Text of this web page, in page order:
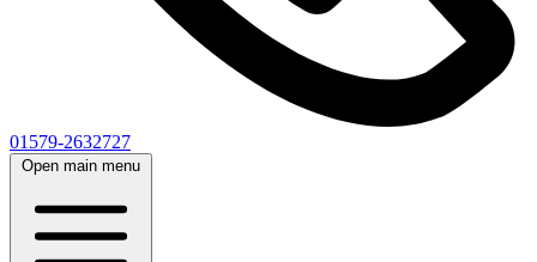
01579-2632727
Open main menu